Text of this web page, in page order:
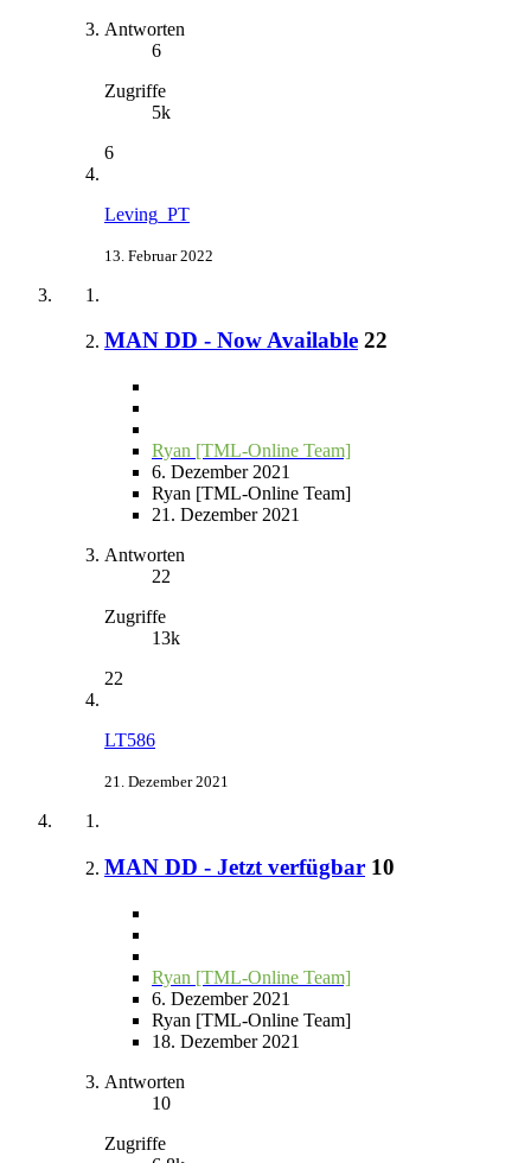
Antworten
6
Zugriffe
5k
6
Leving_PT
13. Februar 2022
MAN DD - Now Available 22
Ryan [TML-Online Team]
6. Dezember 2021
Ryan [TML-Online Team]
21. Dezember 2021
Antworten
22
Zugriffe
13k
22
LT586
21. Dezember 2021
MAN DD - Jetzt verfügbar 10
Ryan [TML-Online Team]
6. Dezember 2021
Ryan [TML-Online Team]
18. Dezember 2021
Antworten
10
Zugriffe